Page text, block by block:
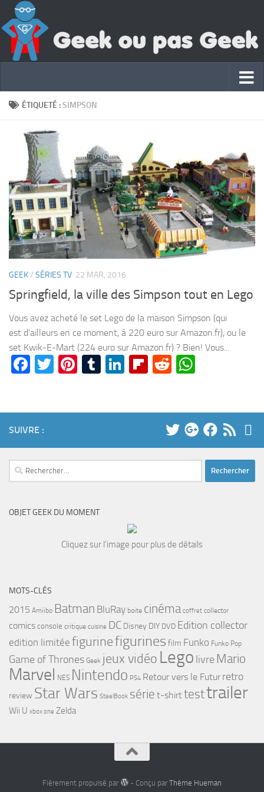
ÉTIQUETÉ :SIMPSON
GEEK/ SÉRIES TV 22 MAR, 2016
Springfield, la ville des Simpson tout en Lego
Vous avez acheté le set Lego de la maison Simpson (qui
est d’ailleurs en ce moment, à 220 euro sur Amazon.fr), ou le
set Kwik-E-Mart (224 euro sur Amazon.fr) ? Bien! Vous...
Facebook
Twitter
Pinterest
Tumblr
LinkedIn
Flipboard
Reddit
SUIVRE :
Rechercher :
OBJET GEEK DU MOMENT
Cliquez sur l'image pour plus de détails
MOTS-CLÉS
2015 Amiibo Batman BluRay boite cinéma coffret collector
comics console critique cuisine DC Disney DIY DVD Edition collector
edition limitée figurinefigurines film Funko Funko Pop
Game of Thrones Geek jeux vidéo Lego livre Mario
Marvel NES Nintendo PS4 Retour vers le Futur retro
review Star Wars SteelBook série t-shirttesttrailer
Wii U xbox one Zelda
Fièrement propulsé par - Conçu par Thème Hueman